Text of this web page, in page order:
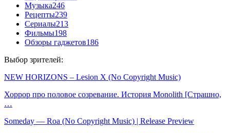
Музыка246
Рецепты239
Сериалы213
Фильмы198
Обзоры гаджетов186
Выбор зрителей:
NEW HORIZONS – Lesion X (No Copyright Music)
Хоррор про половое созревание. История Monolith [Страшно,
…
Someday — Roa (No Copyright Music) | Release Preview